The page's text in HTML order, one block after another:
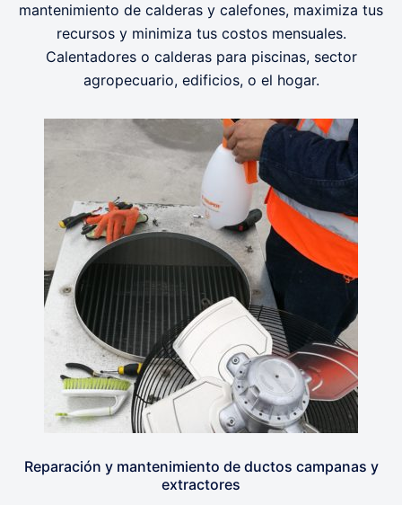
mantenimiento de calderas y calefones, maximiza tus
recursos y minimiza tus costos mensuales.
Calentadores o calderas para piscinas, sector
agropecuario, edificios, o el hogar.
Reparación y mantenimiento de ductos campanas y
extractores